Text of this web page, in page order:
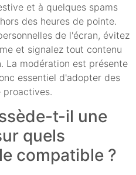
et à quelques spams
des heures de pointe.
de l'écran, évitez
et signalez tout contenu
La modération est présente
essentiel d'adopter des
t-il une
quels
compatible ?